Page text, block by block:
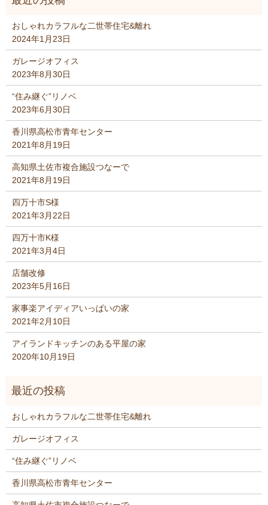
おしゃれカラフルな二世帯住宅&離れ
2024年1月23日
ガレージオフィス
2023年8月30日
“住み継ぐ”リノベ
2023年6月30日
香川県高松市青年センター
2021年8月19日
高知県土佐市複合施設つなーで
2021年8月19日
四万十市S様
2021年3月22日
四万十市K様
2021年3月4日
店舗改修
2023年5月16日
家事楽アイディアいっぱいの家
2021年2月10日
アイランドキッチンのある平屋の家
2020年10月19日
おしゃれカラフルな二世帯住宅&離れ
ガレージオフィス
“住み継ぐ”リノベ
香川県高松市青年センター